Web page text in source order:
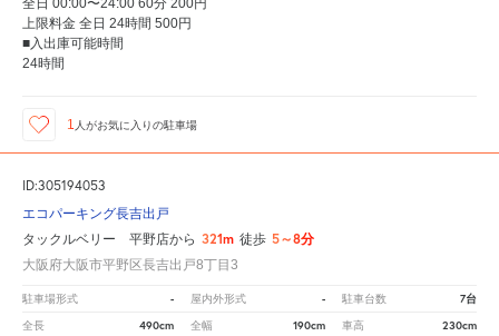
全日 00:00〜24:00 60分 200円
上限料金 全日 24時間 500円
■入出庫可能時間
24時間
1 人がお気に入りの駐車場
ID:305194053
エコパーキング長吉出戸
タックルベリー 平野店から 321m 徒歩 5～8分
大阪府大阪市平野区長吉出戸8丁目3
駐車場形式 - 屋内外形式 - 駐車台数 7台
全長 490cm 全幅 190cm 車高 230cm